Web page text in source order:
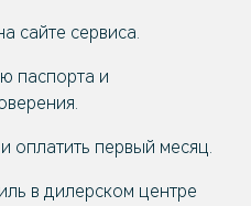
сайте сервиса.
паспорта и
оплатить первый месяц.
в дилерском центре